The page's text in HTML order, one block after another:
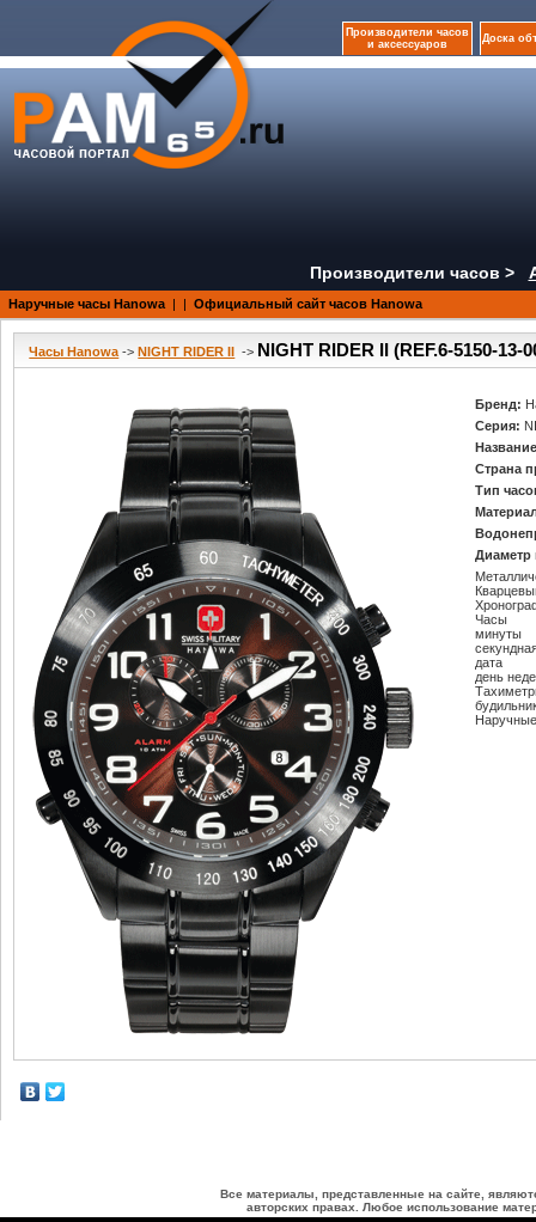
Производители часов
и аксессуаров
Доска
Производители часов >
Наручные часы Hanowa | | Официальный сайт часов Hanowa
Часы Hanowa -> NIGHT RIDER II -> NIGHT RIDER II (REF.6-5150-13-
Бренд:
Серия:
Страна
Тип
Диаметр
Часы
минуты
дата
день
Все материалы, представленные на сайте,
авторских правах. Любое использование